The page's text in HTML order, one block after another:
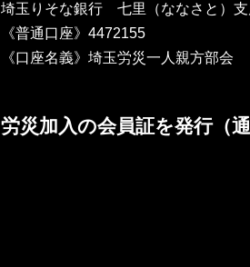
埼玉りそな銀行 七里（ななさと）
《普通口座》4472155
《口座名義》埼玉労災一人親方部会
労災加入の会員証を発行（通